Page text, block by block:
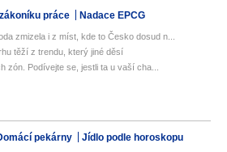
práce Nadace EPCG
zmizela i z míst, kde to Česko dosud n...
těží z trendu, který jiné děsí
zón. Podívejte se, jestli ta u vaší cha...
pekárny Jídlo podle horoskopu